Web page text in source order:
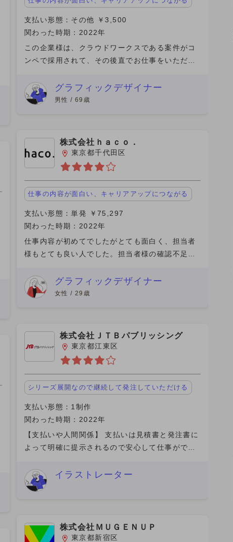
支払い形態：その他 ￥3,500
関わった時期：2022年
この企業様は、クラウドワークスである案件がコ
ンペで採用されて、その後直でお仕事をいただき
建蔽率・みなし道路など専門家ではないとえがけ
ない物を沢山いただきまし
グラフィックデザイナー
男性 / 69歳
株式会社ｈａｃｏ．
東京都千代田区
仕事の内容が面白い、キャリアアップにつながる
支払い形態：単発 ￥75,297
関わった時期：2022年
仕事内容が初めてでしたがとても面白く、担当者
様もとても良い人でした。担当者様の確認不足で
けてとてものびのびと作業ができました。また単
価も高くとても助かりまし
グラフィックデザイナー
女性 / 29歳
株式会社ＪＴＢパブリッシング
東京都江東区
シリーズ展開なので継続して発注していただける
支払い形態：1制作
関わった時期：2022年
【支払いや人間関係】 支払いは見積書と発注書に
よって明確に提示されるので安心して仕事ができ
言えば「二次使用」となり一般的には二次使用料
として元の料金の2～
イラストレーター
株式会社ＭＵＧＥＮＵＰ
東京都新宿区